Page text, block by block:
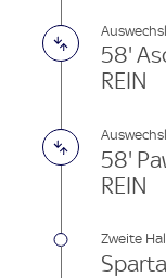
58'
REIN
58'
REIN
Zweite